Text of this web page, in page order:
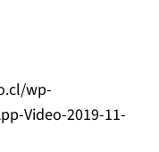
wp-
Video-2019-11-